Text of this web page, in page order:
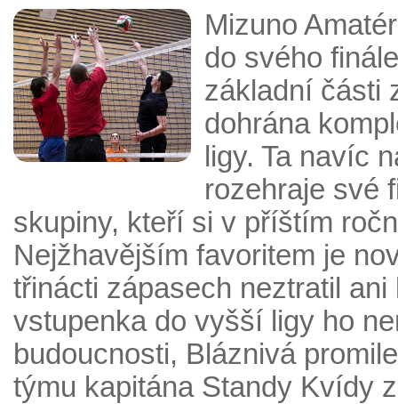
Mizuno
do svého
základní části
dohrána
ligy. Ta navíc
rozehraje své
skupiny, kteří si v příštím
Nejžhavějším favoritem je
třinácti zápasech neztratil
vstupenka do vyšší ligy ho
budoucnosti, Bláznivá
týmu kapitána Standy Kvídy